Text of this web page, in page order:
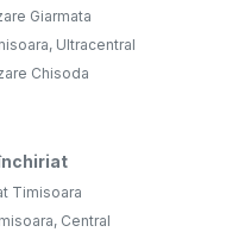
Giarmata
Ultracentral
Chisoda
Timisoara
Central